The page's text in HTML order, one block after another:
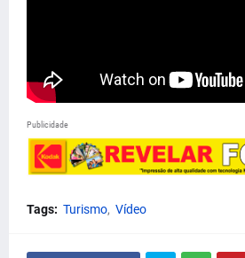
Publicidade
Tags: Turismo Vídeo